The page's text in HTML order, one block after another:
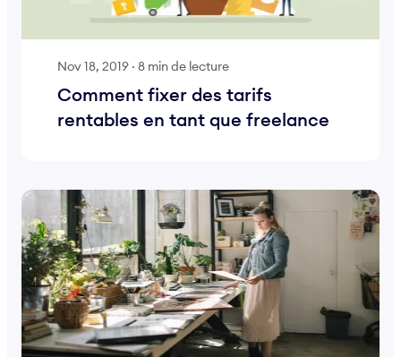
Nov 18, 2019 · 8 min de lecture
Comment fixer des tarifs
rentables en tant que freelance